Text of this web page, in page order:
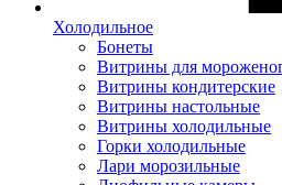
Холодильное
Бонеты
Витрины для
Витрины кондитерские
Витрины настольные
Витрины холодильные
Горки холодильные
Лари морозильные